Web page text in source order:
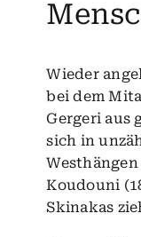
Wieder
bei dem
Gergeri aus
sich in
Koudouni
Skinakas